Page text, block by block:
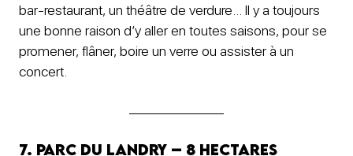
bar-restaurant, un théâtre de verdure… Il y a toujours
une bonne raison d’y aller en toutes saisons, pour se
promener, flâner, boire un verre ou assister à un
concert.
7. Parc du Landry – 8 hectares